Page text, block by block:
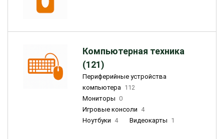
Компьютерная техника
(121)
Периферийные устройства
компьютера 112
Мониторы 0
Игровые консоли 4
Ноутбуки 4 Видеокарты 1